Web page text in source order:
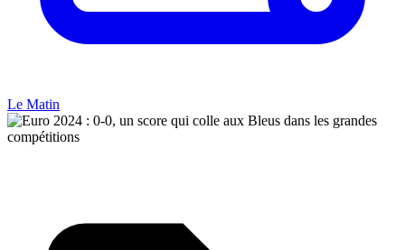
Le Matin